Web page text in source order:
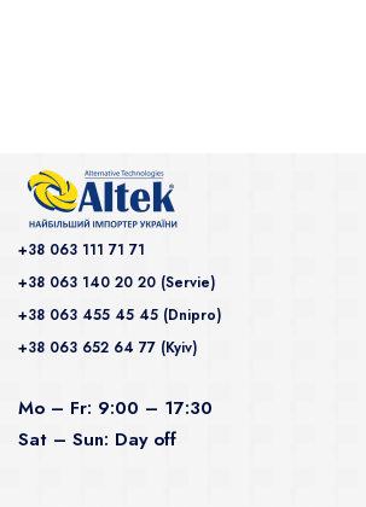
+38 063 111 71 71
+38 063 140 20 20 (Servie)
+38 063 455 45 45 (Dnipro)
+38 063 652 64 77 (Kyiv)
Mo – Fr: 9:00 – 17:30
Sat – Sun: Day off